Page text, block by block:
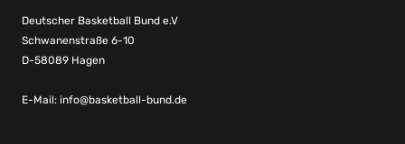
Deutscher Basketball Bund e.V
Schwanenstraße 6-10
D-58089 Hagen
E-Mail: info@basketball-bund.de